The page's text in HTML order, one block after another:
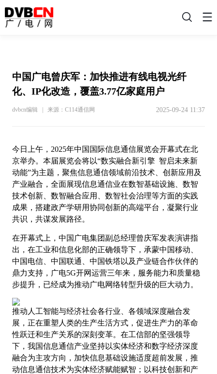
搜
中国广电曾庆军：加快推进有线电视光纤
化、IP化改造，覆盖3.77亿家庭用户
dvbcn编辑 | 来源：C114通信网 2025-09-24 11:37
今日上午，2025年中国国际信息通信展览会开幕式在北
京举办。本届展览会将以“数实融合新引擎 智启未来新
动能”为主题，聚焦信息通信领域前沿技术、创新应用及
产业融合，全面展现信息通信业在数智基础设施、数智
技术创新、数智融合应用、数智社会治理等方面的实践
成果，搭建政产学研用协同创新的高端平台，凝聚行业
共识，共谋发展路径。
在开幕式上，中国广电集团副总经理曾庆军发表演讲指
出，在工业和信息化部的正确领导下，承蒙中国移动、
中国电信、中国联通、中国铁塔以及产业链合作伙伴的
鼎力支持，广电5G开网运营三年来，服务能力和质量稳
步提升，已经成为推动广电网络转型升级的巨大动力。
推动人工智能与经济社会各行业、各领域深度融合发
展，正在重塑人类的生产生活方式，促进生产力的革命
性跃迁和生产关系的深刻变革。在工信部的坚强领导
下，我国信息通信产业坚持以实体经济和数字经济深度
融合为主攻方向，加快信息基础设施适度超前发展，推
动信息通信技术为实体经济赋能赋智；以科技创新和产